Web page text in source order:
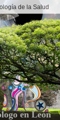
de la Salud
en León